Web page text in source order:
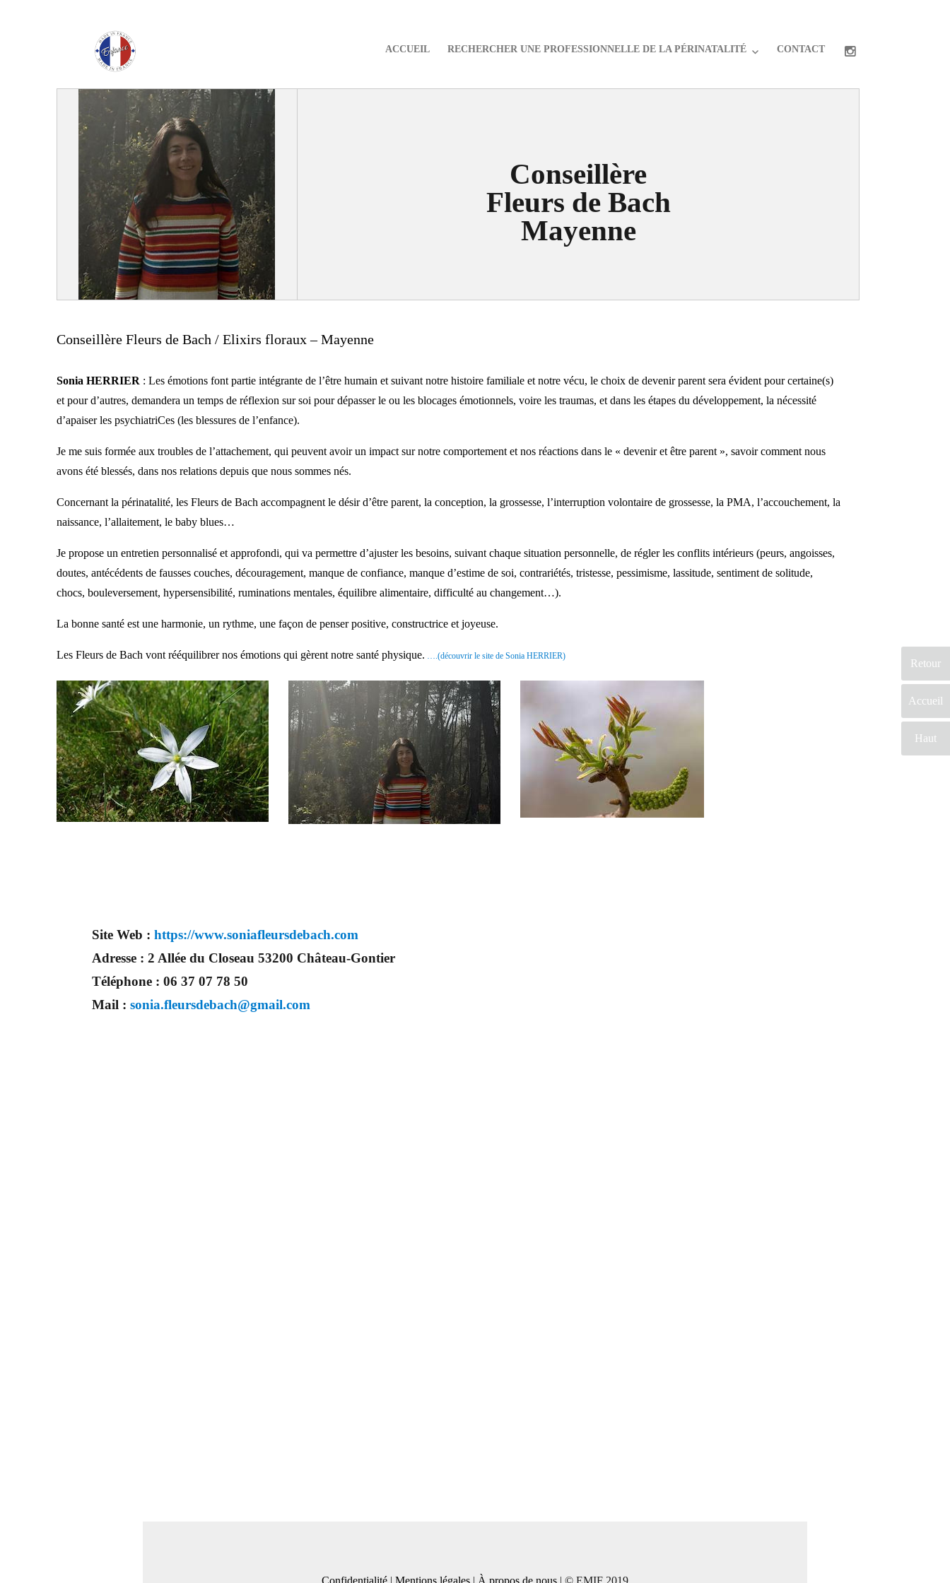
Enfance Made in France
ACCUEIL RECHERCHER UNE PROFESSIONNELLE DE LA PÉRINATALITÉ CONTACT
Retour
Accueil
Haut
Conseillère
Fleurs de Bach
Mayenne
Conseillère Fleurs de Bach / Elixirs floraux – Mayenne
Sonia HERRIER : Les émotions font partie intégrante de l’être humain et suivant notre histoire familiale et notre vécu, le choix de devenir parent sera évident pour certaine(s)
et pour d’autres, demandera un temps de réflexion sur soi pour dépasser le ou les blocages émotionnels, voire les traumas, et dans les étapes du développement, la nécessité
d’apaiser les psychiatriCes (les blessures de l’enfance).
Je me suis formée aux troubles de l’attachement, qui peuvent avoir un impact sur notre comportement et nos réactions dans le « devenir et être parent », savoir comment nous
avons été blessés, dans nos relations depuis que nous sommes nés.
Concernant la périnatalité, les Fleurs de Bach accompagnent le désir d’être parent, la conception, la grossesse, l’interruption volontaire de grossesse, la PMA, l’accouchement, la
naissance, l’allaitement, le baby blues…
Je propose un entretien personnalisé et approfondi, qui va permettre d’ajuster les besoins, suivant chaque situation personnelle, de régler les conflits intérieurs (peurs, angoisses,
doutes, antécédents de fausses couches, découragement, manque de confiance, manque d’estime de soi, contrariétés, tristesse, pessimisme, lassitude, sentiment de solitude,
chocs, bouleversement, hypersensibilité, ruminations mentales, équilibre alimentaire, difficulté au changement…).
La bonne santé est une harmonie, un rythme, une façon de penser positive, constructrice et joyeuse.
Les Fleurs de Bach vont rééquilibrer nos émotions qui gèrent notre santé physique. ….(découvrir le site de Sonia HERRIER)
Site Web :https://www.soniafleursdebach.com
Adresse :2 Allée du Closeau 53200 Château-Gontier
Téléphone :06 37 07 78 50
Mail :sonia.fleursdebach@gmail.com
Confidentialité| Mentions légales| À propos de nous| © EMIF 2019